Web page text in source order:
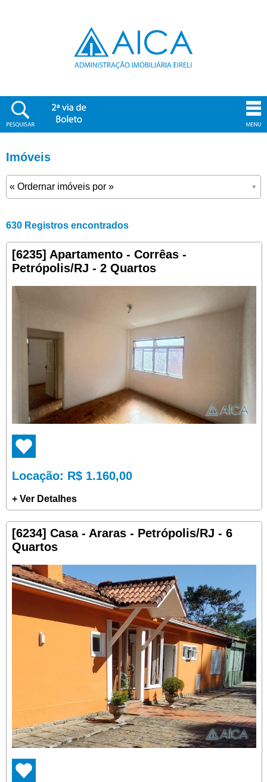
Imóveis
630 Registros encontrados
[6235] Apartamento - Corrêas -
Petrópolis/RJ - 2 Quartos
Locação: R$ 1.160,00
+ Ver Detalhes
[6234] Casa - Araras - Petrópolis/RJ - 6
Quartos